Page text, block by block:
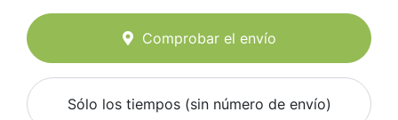
Comprobar el envío
Sólo los tiempos (sin número de envío)